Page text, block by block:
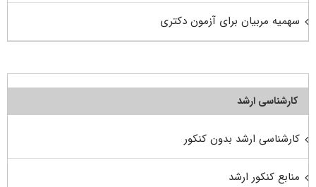
سهمیه مربیان برای آزمون دکتری
کارشناسی ارشد
کارشناسی ارشد بدون کنکور
منابع کنکور ارشد